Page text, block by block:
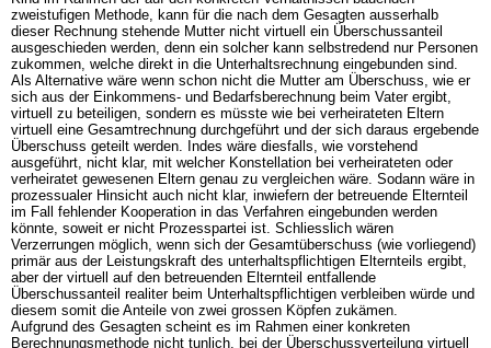
zweistufigen Methode, kann für die nach dem Gesagten ausserhalb
dieser Rechnung stehende Mutter nicht virtuell ein Überschussanteil
ausgeschieden werden, denn ein solcher kann selbstredend nur Personen
zukommen, welche direkt in die Unterhaltsrechnung eingebunden sind.
Als Alternative wäre wenn schon nicht die Mutter am Überschuss, wie er
sich aus der Einkommens- und Bedarfsberechnung beim Vater ergibt,
virtuell zu beteiligen, sondern es müsste wie bei verheirateten Eltern
virtuell eine Gesamtrechnung durchgeführt und der sich daraus ergebende
Überschuss geteilt werden. Indes wäre diesfalls, wie vorstehend
ausgeführt, nicht klar, mit welcher Konstellation bei verheirateten oder
verheiratet gewesenen Eltern genau zu vergleichen wäre. Sodann wäre in
prozessualer Hinsicht auch nicht klar, inwiefern der betreuende Elternteil
im Fall fehlender Kooperation in das Verfahren eingebunden werden
könnte, soweit er nicht Prozesspartei ist. Schliesslich wären
Verzerrungen möglich, wenn sich der Gesamtüberschuss (wie vorliegend)
primär aus der Leistungskraft des unterhaltspflichtigen Elternteils ergibt,
aber der virtuell auf den betreuenden Elternteil entfallende
Überschussanteil realiter beim Unterhaltspflichtigen verbleiben würde und
diesem somit die Anteile von zwei grossen Köpfen zukämen.
Aufgrund des Gesagten scheint es im Rahmen einer konkreten
Berechnungsmethode nicht tunlich, bei der Überschussverteilung virtuell